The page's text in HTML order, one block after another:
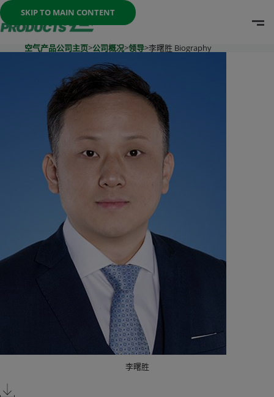
SKIP TO MAIN CONTENT
Once the menu is open you can move between options
空气产品公司主页>公司概况>领导>李曙胜 Biography
李曙胜